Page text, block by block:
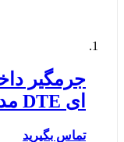
جرمگیر
ای DTE مدل V2 LED
تماس بگیرید